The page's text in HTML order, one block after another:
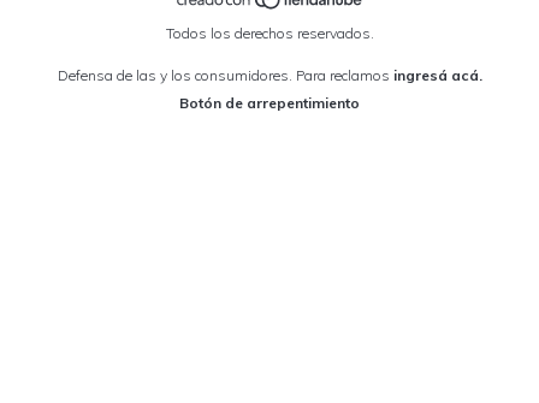
Todos los derechos reservados.
Defensa de las y los consumidores. Para reclamos ingresá acá.
Botón de arrepentimiento